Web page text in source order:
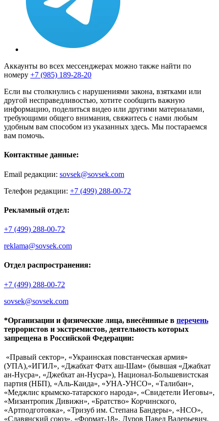
Аккаунты во всех мессенджерах можно также найти по
номеру +7 (985) 189-28-20
Если вы столкнулись с нарушениями закона, взятками или
другой несправедливостью, хотите сообщить важную
информацию, поделиться видео или другими материалами,
требующими общего внимания, свяжитесь с нами любым
удобным вам способом из указанных здесь. Мы постараемся
вам помочь.
Контактные данные:
Email редакции: sovsek@sovsek.com
Телефон редакции: +7 (499) 288-00-72
Рекламный отдел:
+7 (499) 288-00-72
reklama@sovsek.com
Отдел распространения:
+7 (499) 288-00-72
sovsek@sovsek.com
*Организации и физические лица, внесённные в перечень
террористов и экстремистов, деятельность которых
запрещена в Российской Федерации:
«Правый сектор», «Украинская повстанческая армия»
(УПА),«ИГИЛ», «Джабхат Фатх аш-Шам» (бывшая «Джабхат
ан-Нусра», «Джебхат ан-Нусра»), Национал-Большевистская
партия (НБП), «Аль-Каида», «УНА-УНСО», «Талибан»,
«Меджлис крымско-татарского народа», «Свидетели Иеговы»,
«Мизантропик Дивижн», «Братство» Корчинского,
«Артподготовка», «Тризуб им. Степана Бандеры», «НСО»,
«Славянский союз», «Формат-18», Дуров Павел Валерьевич.